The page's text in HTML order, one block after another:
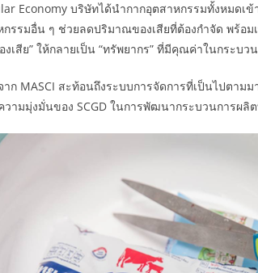
Economy บริษัทได้นำกากอุตสาหกรรมทั้งหมดเข้
รรมอื่น ๆ ช่วยลดปริมาณของเสียที่ต้องกำจัด พร้อ
งเสีย” ให้กลายเป็น “ทรัพยากร” ที่มีคุณค่าในกระบว
าก MASCI สะท้อนถึงระบบการจัดการที่เป็นไปตา
ามมุ่งมั่นของ SCGD ในการพัฒนากระบวนการผลิ